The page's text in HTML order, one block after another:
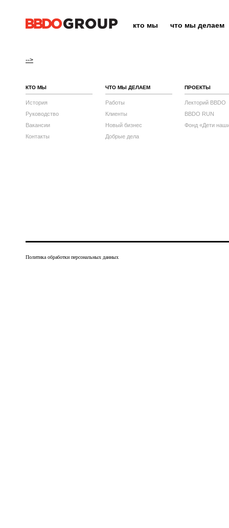
кто мы что мы делаем
-->
КТО МЫ
История
Руководство
Вакансии
Контакты
ЧТО МЫ ДЕЛАЕМ
Работы
Клиенты
Новый бизнес
Добрые дела
ПРОЕКТЫ
Лекторий BBDO
BBDO RUN
Фонд «Дети
Политика обработки персональных данных